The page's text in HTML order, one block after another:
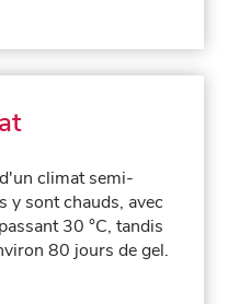
climat semi-
y sont chauds, avec
30 °C, tandis
80 jours de gel.